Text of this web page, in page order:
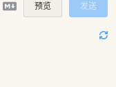
预览 发送